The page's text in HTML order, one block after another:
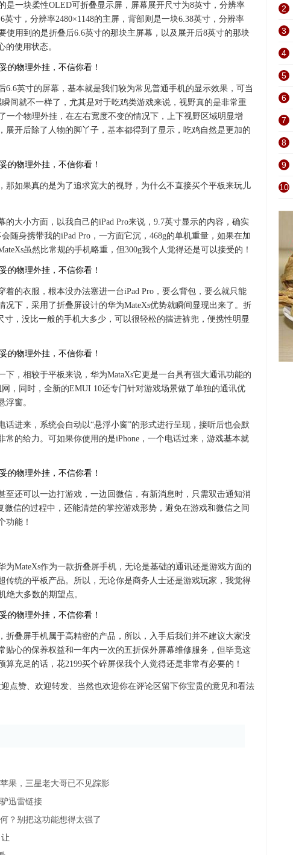
是一块柔性OLED可折叠显示屏，屏幕展开尺寸为8英寸，分辨率
英寸，分辨率2480×1148的主屏，背部则是一块6.38英寸，分辨率
使用到的是折叠后6.6英寸的那块主屏幕，以及展开后8英寸的那块
的使用状态。
6.6英寸的屏幕，基本就是我们较为常见普通手机的显示效果，可当
间就不一样了，尤其是对于吃鸡类游戏来说，视野真的是非常重
一个物理外挂，在左右宽度不变的情况下，上下视野区域明显增
展开后除了人物的脚丫子，基本都得到了显示，吃鸡自然是更加的
那如果真的是为了追求宽大的视野，为什么不直接买个平板来玩儿
的大小方面，以我自己的iPad Pro来说，9.7英寸显示的内容，确实
随身携带我的iPad Pro，一方面它沉，468g的单机重量，如果在加
虽然比常规的手机略重，但300g我个人觉得还是可以接受的！
着的衣服，根本没办法塞进一台iPad Pro，要么背包，要么就只能
况下，采用了折叠屏设计的华为MateXs优势就瞬间显现出来了。折
寸，没比一般的手机大多少，可以很轻松的揣进裤兜，便携性明显
下，相较于平板来说，华为MataXs它更是一台具有强大通讯功能的
，同时，全新的EMUI 10还专门针对游戏场景做了单独的通讯优
浮窗。
话进来，系统会自动以“悬浮小窗”的形式进行呈现，接听后也会默
常的给力。可如果你使用的是iPhone，一个电话过来，游戏基本就
至还可以一边打游戏，一边回微信，有新消息时，只需双击通知消
微信的过程中，还能清楚的掌控游戏形势，避免在游戏和微信之间
功能！
为MateXs作为一款折叠屏手机，无论是基础的通讯还是游戏方面的
传统的平板产品。所以，无论你是商务人士还是游戏玩家，我觉得
绝大多数的期望点。
折叠屏手机属于高精密的产品，所以，入手后我们并不建议大家没
贴心的保养权益和一年内一次的五折保外屏幕维修服务，但毕竟这
充足的话，花2199买个碎屏保我个人觉得还是非常有必要的！
点赞、欢迎转发、当然也欢迎你在评论区留下你宝贵的意见和看法
果，三星老大哥已不见踪影
迅雷链接
？别把这功能想得太强了
2
3
4
5
6
7
8
9
10